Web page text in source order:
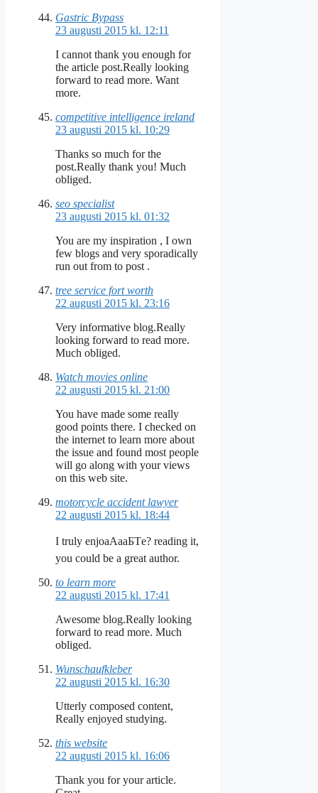
Gastric Bypass
23 augusti 2015 kl. 12:11
I cannot thank you enough for
the article post.Really looking
forward to read more. Want
more.
competitive intelligence ireland
23 augusti 2015 kl. 10:29
Thanks so much for the
post.Really thank you! Much
obliged.
seo specialist
23 augusti 2015 kl. 01:32
You are my inspiration , I own
few blogs and very sporadically
run out from to post .
tree service fort worth
22 augusti 2015 kl. 23:16
Very informative blog.Really
looking forward to read more.
Much obliged.
Watch movies online
22 augusti 2015 kl. 21:00
You have made some really
good points there. I checked on
the internet to learn more about
the issue and found most people
will go along with your views
on this web site.
motorcycle accident lawyer
22 augusti 2015 kl. 18:44
I truly enjoаАааБТe? reading it,
you could be a great author.
to learn more
22 augusti 2015 kl. 17:41
Awesome blog.Really looking
forward to read more. Much
obliged.
Wunschaufkleber
22 augusti 2015 kl. 16:30
Utterly composed content,
Really enjoyed studying.
this website
22 augusti 2015 kl. 16:06
Thank you for your article.